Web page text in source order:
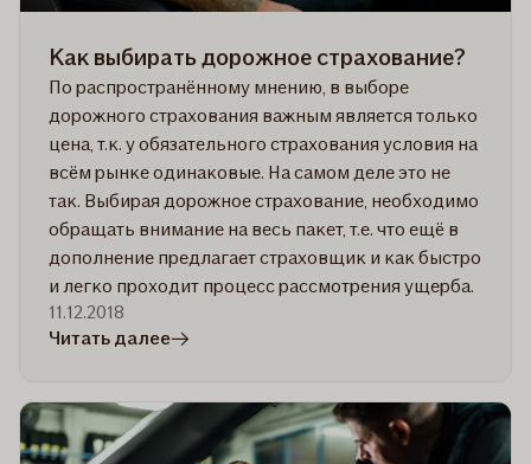
Как выбирать дорожное страхование?
По распространённому мнению, в выборе
дорожного страхования важным является только
цена, т.к. у обязательного страхования условия на
всём рынке одинаковые. На самом деле это не
так. Выбирая дорожное страхование, необходимо
обращать внимание на весь пакет, т.е. что ещё в
дополнение предлагает страховщик и как быстро
и легко проходит процесс рассмотрения ущерба.
11.12.2018
Читать далеев
выбирать
дорожное